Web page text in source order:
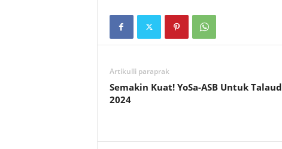
Artikulli paraprak
Semakin Kuat! YoSa-ASB Untuk Talaud
2024